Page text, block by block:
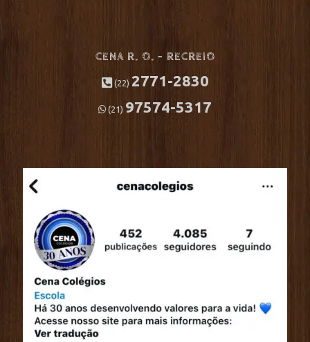
CENA R. O. – RECREIO
(22) 2771-2830
(21) 97574-5317